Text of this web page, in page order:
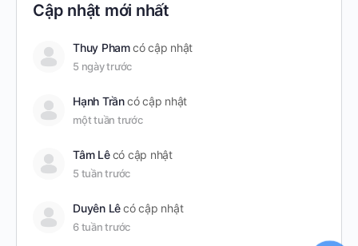
Cập nhật mới nhất
Thuy Phamcó cập nhật
5 ngày trước
Hạnh Trầncó cập nhật
một tuần trước
Tâm Lê có cập nhật
5 tuần trước
Duyên Lêcó cập nhật
6 tuần trước